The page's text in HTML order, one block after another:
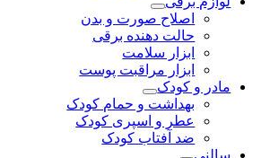
اصلاح صورت و بدن
حالت دهنده برقی
ابزار سلامت
ابزار مراقبت پوست
مادر و کودک
بهداشت و حمام کودک
عطر و اسپری کودک
ضد آفتاب کودک